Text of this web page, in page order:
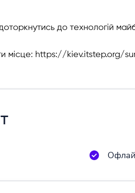
до технологій
місце: https://kiev.itstep.org/